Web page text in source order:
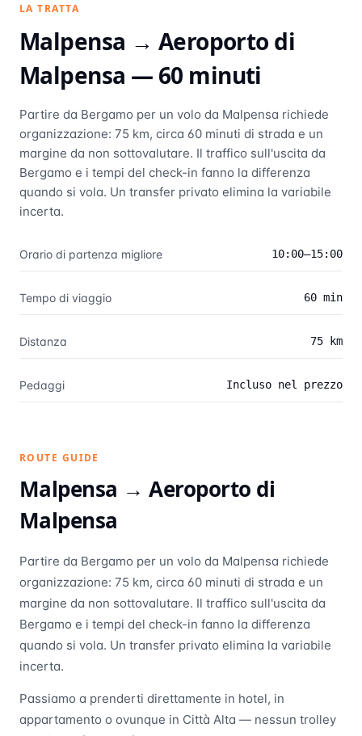
LA TRATTA
Malpensa → Aeroporto di
Malpensa — 60 minuti
Partire da Bergamo per un volo da Malpensa richiede
organizzazione: 75 km, circa 60 minuti di strada e un
margine da non sottovalutare. Il traffico sull'uscita da
Bergamo e i tempi del check-in fanno la differenza
quando si vola. Un transfer privato elimina la variabile
incerta.
Orario di partenza migliore 10:00–15:00
Tempo di viaggio 60 min
Distanza 75 km
Pedaggi Incluso nel prezzo
ROUTE GUIDE
Malpensa →Aeroporto di
Malpensa
Partire da Bergamo per un volo da Malpensa richiede
organizzazione: 75 km, circa 60 minuti di strada e un
margine da non sottovalutare. Il traffico sull'uscita da
Bergamo e i tempi del check-in fanno la differenza
quando si vola. Un transfer privato elimina la variabile
incerta.
Passiamo a prenderti direttamente in hotel, in
appartamento o ovunque in Città Alta — nessun trolley